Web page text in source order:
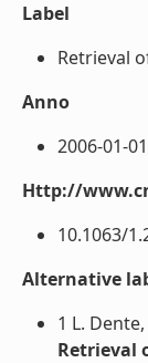
Label
Retrieval
Anno
2006-01-
Http://
10.1063/
Alternative
1 L.
Retrieval